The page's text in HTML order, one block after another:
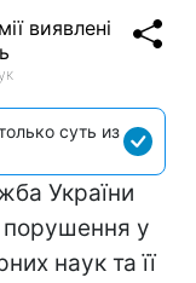
суть из
України
порушення у
наук та її